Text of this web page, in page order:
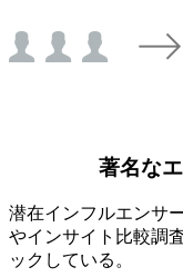
著名な
潜在インフルエンサ
やインサイト比較調
ックしている。